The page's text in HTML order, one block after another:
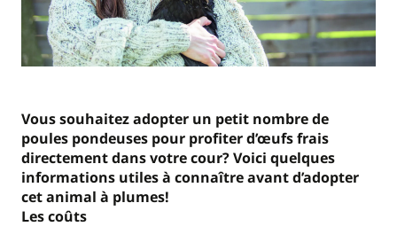
Vous souhaitez adopter un petit nombre de
poules pondeuses pour profiter d’œufs frais
directement dans votre cour? Voici quelques
informations utiles à connaître avant d’adopter
cet animal à plumes!
Les coûts